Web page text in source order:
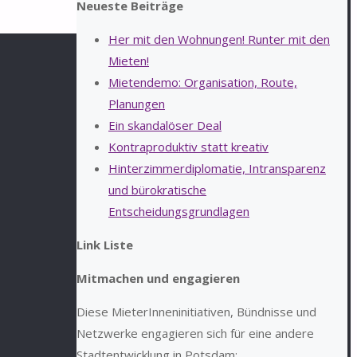
Neueste Beiträge
Her mit den Wohnungen! Runter mit den
Mieten!
Mietendemo: Organisation, Route,
Planungen
Ein skandalöser Deal
Kontraproduktiv statt kreativ
Hinterzimmerdiplomatie, Intransparenz
und bürokratische
Entscheidungsgrundlagen
Link Liste
Mitmachen und engagieren
Diese MieterInneninitiativen, Bündnisse und
Netzwerke engagieren sich für eine andere